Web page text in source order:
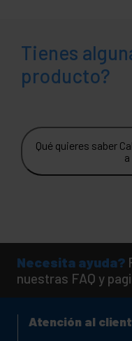
Tienes
producto?
Qué quieres saber
Necesita ayuda?
nuestras FAQ y
Atención al